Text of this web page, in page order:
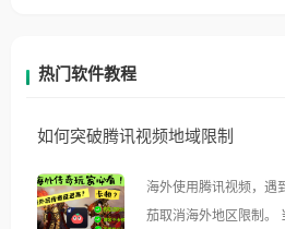
热门软件教程
如何突破腾讯视频地域限制
海外使用腾讯视频，遇
茄取消海外地区限制。 当在海外打开腾讯视频，却突